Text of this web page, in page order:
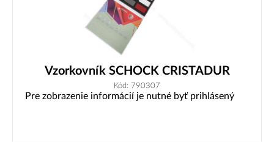
Vzorkovník SCHOCK CRISTADUR
Kód: 790307
Pre zobrazenie informácií je nutné byť prihlásený